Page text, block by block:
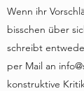
Wenn ihr
bisschen über
schreibt
per Mail an
konstruktive